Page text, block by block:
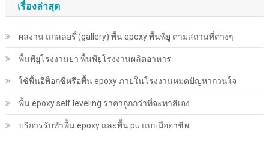
เรื่องล่าสุด
ผลงาน แกลลอรี่ (gallery) พื้น epoxy พื้นพียู ตามสถานที่ต่างๆ
พื้นพียู​โรงงานยา พื้นพียู​โรงงานผลิตอาหาร
ใช้พื้นอีพ็อกซี่หรือพื้น epoxy ภายในโรงงานหมดปัญหากวนใจ
พื้น epoxy self leveling ราคาถูกกว่าที่จะทาสีเอง
บริการรับทำพื้น epoxy และพื้น pu แบบมืออาชีพ